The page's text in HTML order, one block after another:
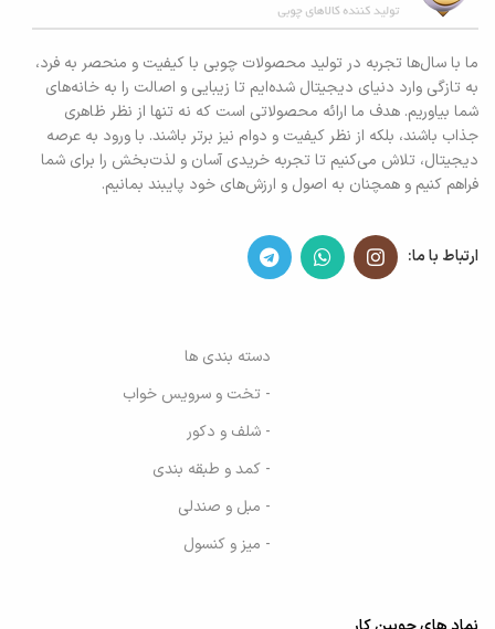
ما با سال‌ها تجربه در تولید محصولات چوبی با کیفیت و منحصر به فرد،
به تازگی وارد دنیای دیجیتال شده‌ایم تا زیبایی و اصالت را به خانه‌های
شما بیاوریم. هدف ما ارائه محصولاتی است که نه تنها از نظر ظاهری
جذاب باشند، بلکه از نظر کیفیت و دوام نیز برتر باشند. با ورود به عرصه
دیجیتال، تلاش می‌کنیم تا تجربه خریدی آسان و لذت‌بخش را برای شما
فراهم کنیم و همچنان به اصول و ارزش‌های خود پایبند بمانیم.
ارتباط با ما:
دسته بندی ها
- تخت و سرویس خواب
- شلف و دکور
- کمد و طبقه بندی
- مبل و صندلی
- میز و کنسول